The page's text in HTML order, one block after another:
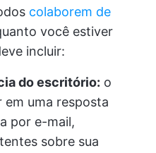
colaborem de
você estiver
incluir:
do escritório: o
uma resposta
por e-mail,
sobre sua